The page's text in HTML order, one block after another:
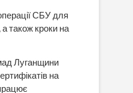
СБУ для
а також кроки на
Луганщини
на